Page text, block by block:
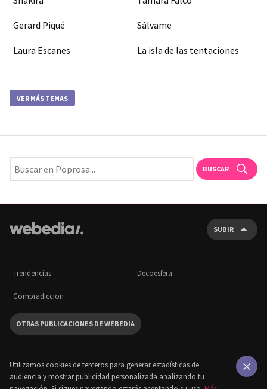
Gerard Piqué Sálvame
Laura Escanes La isla de las tentaciones
VER MÁS TEMAS
BUSCAR
SUBIR
Trendencias Decoesfera
Compradiccion
OTRAS PUBLICACIONES DE WEBEDIA
Utilizamos cookies de terceros para generar estadísticas de
audiencia y mostrar publicidad personalizada analizando tu